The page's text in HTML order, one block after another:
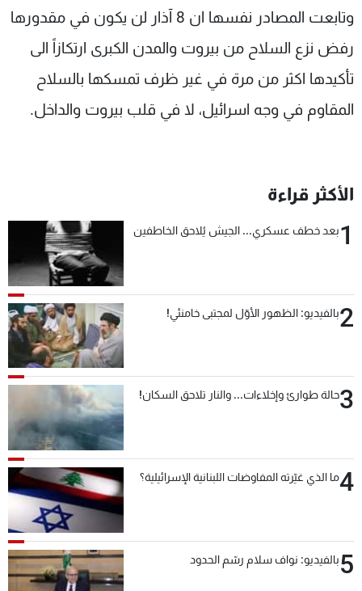
وتابعت المصادر نفسها ان 8 آذار لن يكون في مقدورها
رفض نزع السلاح من بيروت والمدن الكبرى ارتكازاً الى
تأكيدها اكثر من مرة في غير ظرف تمسكها بالسلاح
المقاوم في وجه اسرائيل، لا في قلب بيروت والداخل.
الأكثر قراءة
1بعد خطف عسكري... الجيش يُلاحق الخاطفين
2بالفيديو: الظهور الأوّل لمجتبى خامنئي!
3حالة طوارئ وإخلاءات... والنار تلاحق السكان!
4ما الذي غيّرته المفاوضات اللبنانية الإسرائيلية؟
5بالفيديو: نواف سلام رسّم الحدود